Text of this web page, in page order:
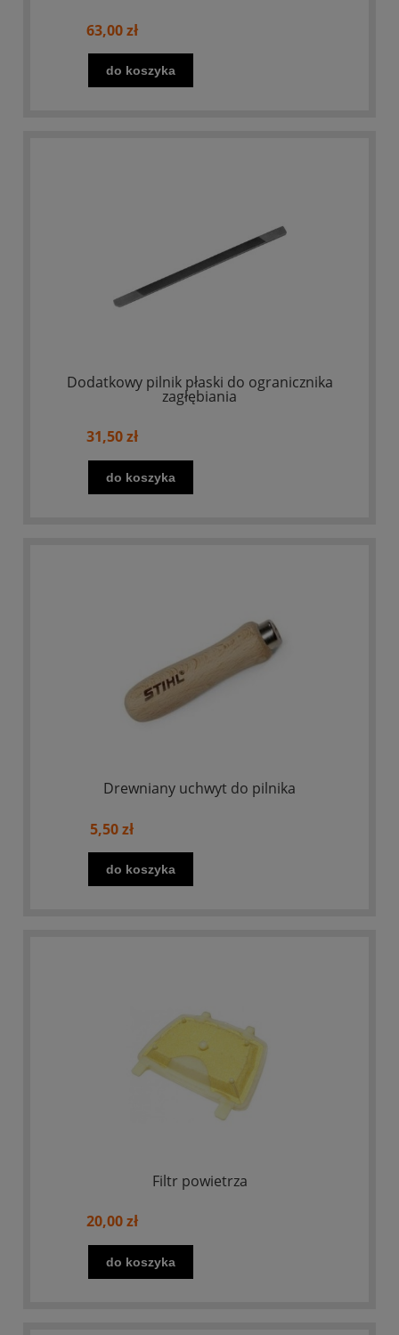
63,00 zł
do koszyka
Dodatkowy pilnik płaski do ogranicznika
zagłębiania
31,50 zł
do koszyka
Drewniany uchwyt do pilnika
5,50 zł
do koszyka
Filtr powietrza
20,00 zł
do koszyka